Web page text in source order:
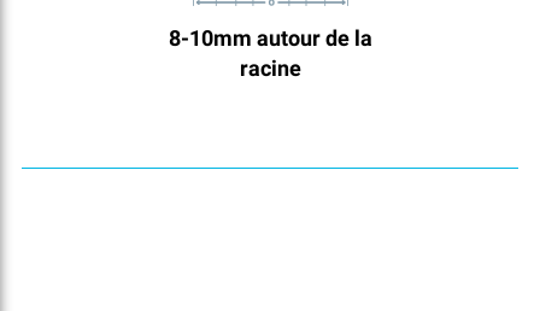
8-10mm autour de la
racine